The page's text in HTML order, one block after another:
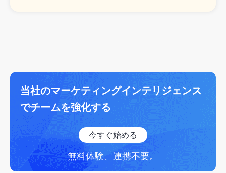
当社のマーケティングインテリジェンス
でチームを強化する
今すぐ始める
無料体験、連携不要。